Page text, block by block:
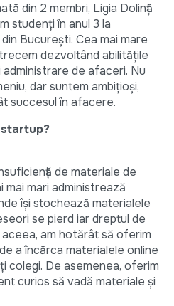
din 2 membri, Ligia Dolință
studenți în anul 3 la
București. Cea mai mare
dezvoltând abilitățile
de afaceri. Nu
dar suntem ambițioși,
succesul în afacere.
de materiale de
mai mari administrează
își stochează materialele
se pierd iar dreptul de
am hotărât să oferim
a încărca materialele online
colegi. De asemenea, oferim
curios să vadă materiale și